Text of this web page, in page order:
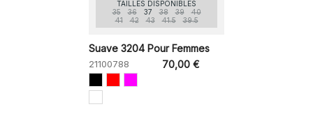
TAILLES DISPONIBLES
35
36 37 38 39
40
41
42 43 41.5 39.5
Suave 3204 Pour Femmes
21100788 70,00 €